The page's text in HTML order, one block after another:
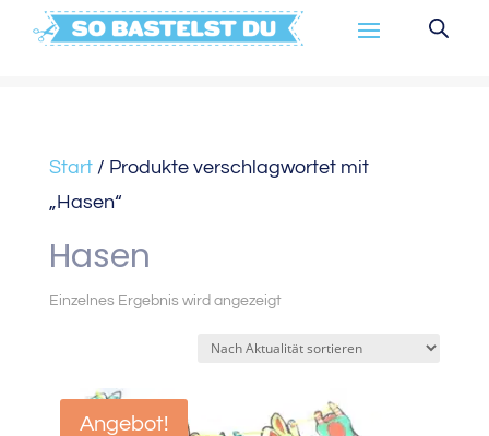
Start/ Produkte verschlagwortet mit
„Hasen“
Hasen
Einzelnes Ergebnis wird angezeigt
Angebot!